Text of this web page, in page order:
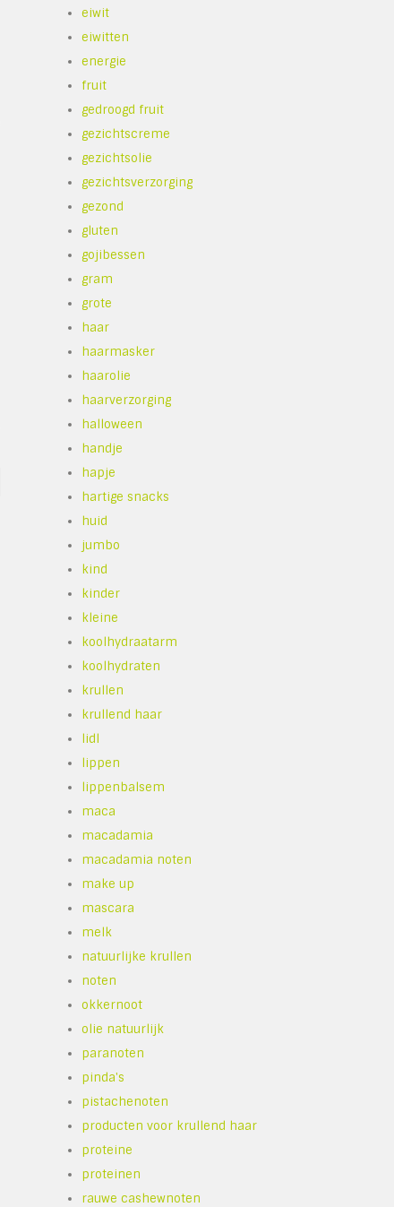
eiwit
eiwitten
energie
fruit
gedroogd fruit
gezichtscreme
gezichtsolie
gezichtsverzorging
gezond
gluten
gojibessen
gram
grote
haar
haarmasker
haarolie
haarverzorging
halloween
handje
hapje
hartige snacks
huid
jumbo
kind
kinder
kleine
koolhydraatarm
koolhydraten
krullen
krullend haar
lidl
lippen
lippenbalsem
maca
macadamia
macadamia noten
make up
mascara
melk
natuurlijke krullen
noten
okkernoot
olie natuurlijk
paranoten
pinda's
pistachenoten
producten voor krullend haar
proteine
proteinen
rauwe cashewnoten